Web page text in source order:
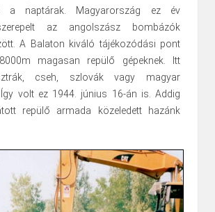
a naptárak. Magyarország ez év
az angolszász bombázók
A Balaton kiváló tájékozódási pont
magasan repülő gépeknek. Itt
cseh, szlovák vagy magyar
volt ez 1944. június 16-án is. Addig
repülő armada közeledett hazánk